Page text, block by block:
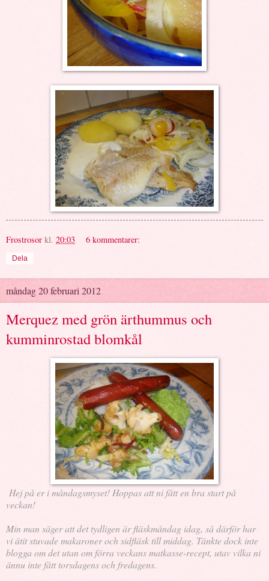
Frostrosor kl. 20:03 6 kommentarer:
Dela
måndag 20 februari 2012
Merquez med grön ärthummus och
kumminrostad blomkål
Hej på er i måndagsmyset! Hoppas att ni fått en bra start på
veckan!
Min man säger att det tydligen är fläskmåndag idag, så därför har
vi ätit stuvade makaroner och sidfläsk till middag. Tänkte dock inte
blogga om det utan om förra veckans matkasse-recept, utav vilka ni
ännu inte fått torsdagens och fredagens.